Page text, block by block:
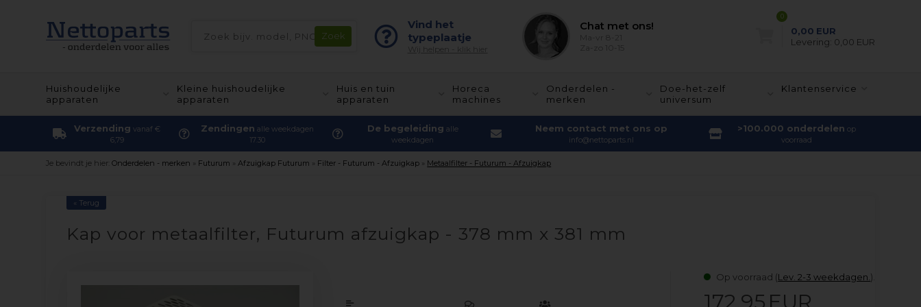
Vind het
typeplaatje
Chat met ons!
0
0,00 EUR
Levering: 0,00 EUR
Huishoudelijke
apparaten
Kleine huishoudelijke
apparaten
Huis en tuin
apparaten
Horeca
machines
Onderdelen -
merken
Doe-het-zelf
universum
Klantenservice
Verzending vanaf €
6,79
Zendingen alle weekdagen
17.30
De begeleiding alle
weekdagen
Neem contact met ons op
info@nettoparts.nl
>100.000 onderdelen op
voorraad
Je bevindt je hier: Onderdelen - merken Futurum »Afzuigkap Futurum Filter - Futurum - Afzuigkap Metaalfilter - Futurum - Afzuigkap
« Terug
Kap voor metaalfilter, Futurum afzuigkap - 378 mm x 381 mm
Op voorraad (Lev. 2-3 weekdagen. ).
172,95 EUR